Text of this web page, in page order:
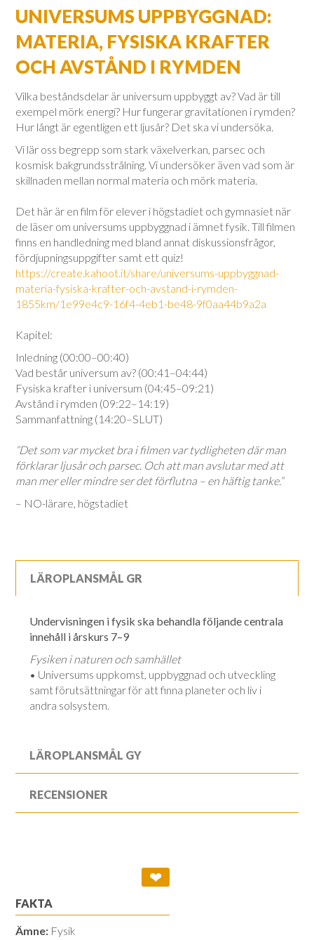
UNIVERSUMS UPPBYGGNAD:
MATERIA, FYSISKA KRAFTER
OCH AVSTÅND I RYMDEN
Vilka beståndsdelar är universum uppbyggt av? Vad är till
exempel mörk energi? Hur fungerar gravitationen i rymden?
Hur långt är egentligen ett ljusår? Det ska vi undersöka.
Vi lär oss begrepp som stark växelverkan, parsec och
kosmisk bakgrundsstrålning. Vi undersöker även vad som är
skillnaden mellan normal materia och mörk materia.
Det här är en film för elever i högstadiet och gymnasiet när
de läser om universums uppbyggnad i ämnet fysik. Till filmen
finns en handledning med bland annat diskussionsfrågor,
fördjupningsuppgifter samt ett quiz!
https://create.kahoot.it/share/universums-uppbyggnad-
materia-fysiska-krafter-och-avstand-i-rymden-
1855km/1e99e4c9-16f4-4eb1-be48-9f0aa44b9a2a
Kapitel:
Inledning (00:00–00:40)
Vad består universum av? (00:41–04:44)
Fysiska krafter i universum (04:45–09:21)
Avstånd i rymden (09:22–14:19)
Sammanfattning (14:20–SLUT)
“Det som var mycket bra i filmen var tydligheten där man
förklarar ljusår och parsec. Och att man avslutar med att
man mer eller mindre ser det förflutna – en häftig tanke.”
– NO-lärare, högstadiet
LÄROPLANSMÅL GR
Undervisningen i fysik ska behandla följande centrala
innehåll i årskurs 7–9
Fysiken i naturen och samhället
• Universums uppkomst, uppbyggnad och utveckling
samt förutsättningar för att finna planeter och liv i
andra solsystem.
LÄROPLANSMÅL GY
RECENSIONER
❤
FAKTA
Ämne: Fysik